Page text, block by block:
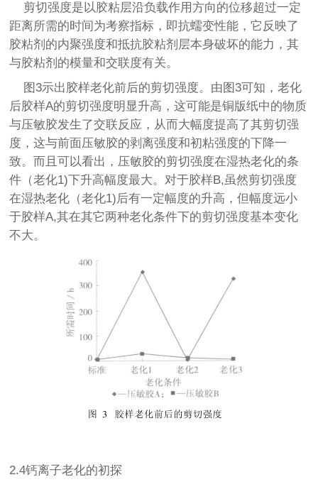
剪切强度是以胶粘层沿负载作用方向的位移超过一定
距离所需的时间为考察指标，即抗蠕变性能，它反映了
胶粘剂的内聚强度和抵抗胶粘剂层本身破坏的能力，其
与胶粘剂的模量和交联度有关。
图3示出胶样老化前后的剪切强度。由图3可知，老化
后胶样A的剪切强度明显升高，这可能是铜版纸中的物质
与压敏胶发生了交联反应，从而大幅度提高了其剪切强
度，这与前面压敏胶的剥离强度和初粘强度的下降一
致。而且可以看出，压敏胶的剪切强度在湿热老化的条
件（老化1)下升高幅度最大。对于胶样B,虽然剪切强度
在湿热老化（老化1)后有一定幅度的升高，但幅度远小
于胶样A,其在其它两种老化条件下的剪切强度基本变化
不大。
2.4钙离子老化的初探